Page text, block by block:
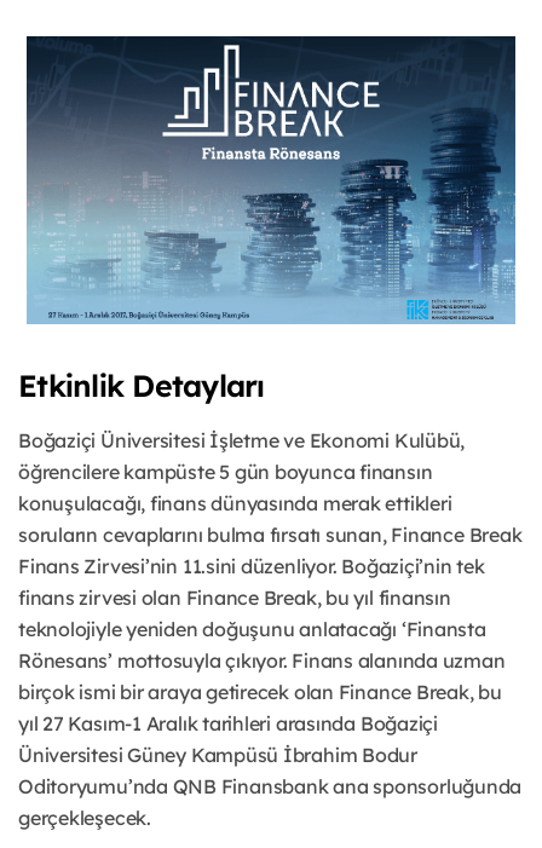
Etkinlik Detayları
Boğaziçi Üniversitesi İşletme ve Ekonomi Kulübü,
öğrencilere kampüste 5 gün boyunca finansın
konuşulacağı, finans dünyasında merak ettikleri
soruların cevaplarını bulma fırsatı sunan, Finance Break
Finans Zirvesi’nin 11.sini düzenliyor. Boğaziçi’nin tek
finans zirvesi olan Finance Break, bu yıl finansın
teknolojiyle yeniden doğuşunu anlatacağı ‘Finansta
Rönesans’ mottosuyla çıkıyor. Finans alanında uzman
birçok ismi bir araya getirecek olan Finance Break, bu
yıl 27 Kasım-1 Aralık tarihleri arasında Boğaziçi
Üniversitesi Güney Kampüsü İbrahim Bodur
Oditoryumu’nda QNB Finansbank ana sponsorluğunda
gerçekleşecek.